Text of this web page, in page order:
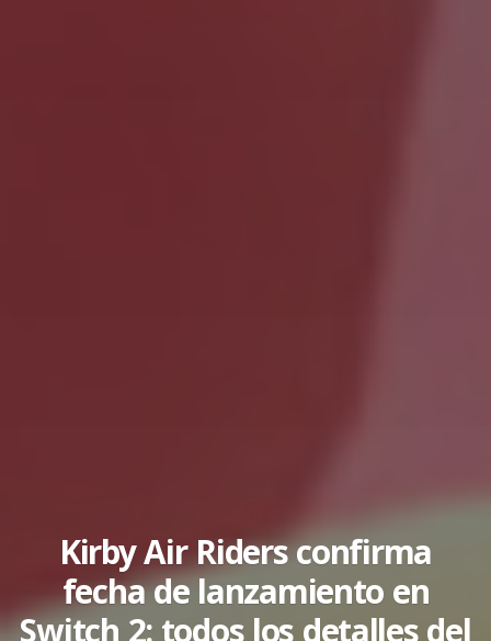
Kirby Air Riders confirma
fecha de lanzamiento en